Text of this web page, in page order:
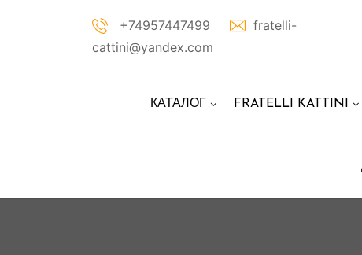
+74957447499
fratelli-
cattini@yandex.com
КАТАЛОГ FRATELLI KATTINI